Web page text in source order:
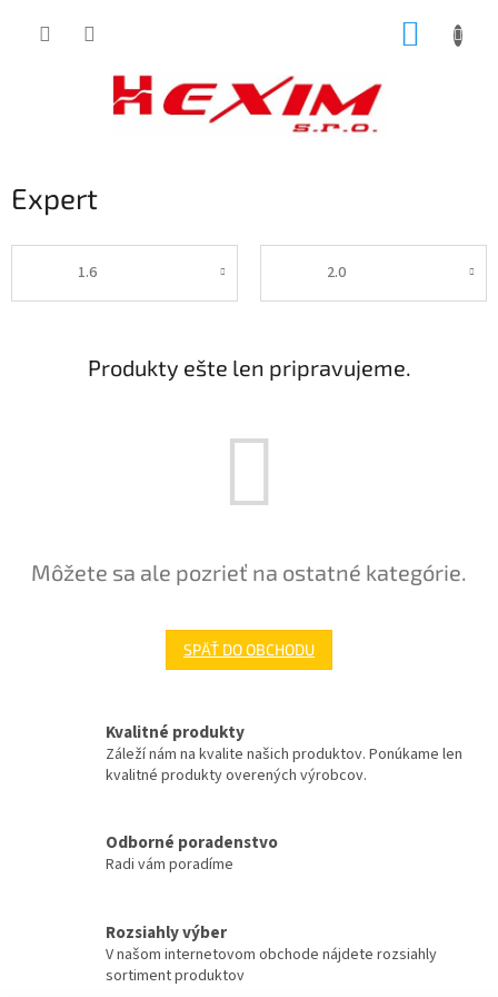
Expert
1.6 2.0
Produkty ešte len pripravujeme.
Môžete sa ale pozrieť na ostatné kategórie.
SPÄŤ DO OBCHODU
Kvalitné produkty
Záleží nám na kvalite našich produktov. Ponúkame len
kvalitné produkty overených výrobcov.
Odborné poradenstvo
Radi vám poradíme
Rozsiahly výber
V našom internetovom obchode nájdete rozsiahly
sortiment produktov